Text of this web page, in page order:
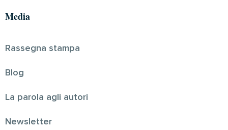
Media
Rassegna stampa
Blog
La parola agli autori
Newsletter